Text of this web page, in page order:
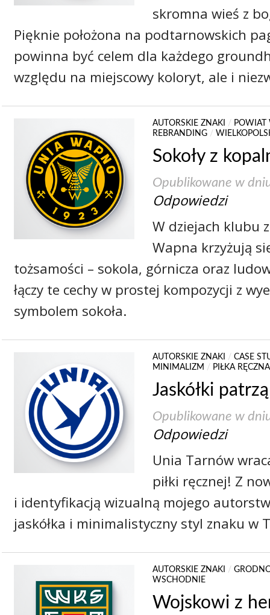
skromna wieś z
Pięknie położona na podtarnowskich
powinna być celem dla każdego
względu na miejscowy koloryt, ale i
AUTORSKIE ZNAKI / POWIAT
REBRANDING/
Sokoły z
Opublikowane w
Odpowiedzi
W dziejach klubu
Wapna krzyżują
tożsamości – sokola, górnicza oraz
łączy te cechy w prostej kompozycji z
symbolem sokoła.
AUTORSKIE ZNAKI / CASE
MINIMALIZM / PIŁKA RĘCZNA
Jaskółki
Opublikowane w
Odpowiedzi
Unia Tarnów
piłki ręcznej! Z
i identyfikacją wizualną mojego
jaskółka i minimalistyczny styl znaku w
AUTORSKIE ZNAKI /
WSCHODNIE
Wojskowi z